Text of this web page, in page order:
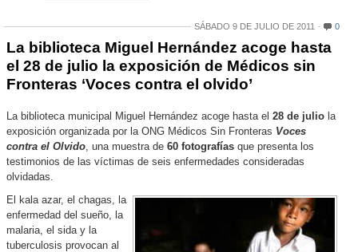
SÁBADO 9 DE JULIO DE 2011 0
La biblioteca Miguel Hernández acoge hasta
el 28 de julio la exposición de Médicos sin
Fronteras ‘Voces contra el olvido’
La biblioteca municipal Miguel Hernández acoge hasta el 28 de julio la
exposición organizada por la ONG Médicos Sin Fronteras Voces
contra el Olvido, una muestra de 60 fotografías que presenta los
testimonios de las víctimas de seis enfermedades consideradas
olvidadas.
El kala azar, el chagas, la
enfermedad del sueño, la
malaria, el sida y la
tuberculosis provocan al